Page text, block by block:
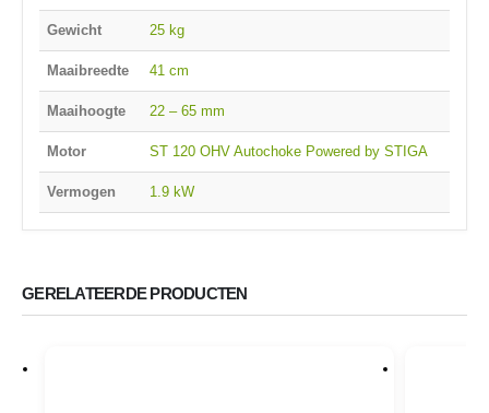
Gewicht 25 kg
Maaibreedte 41 cm
Maaihoogte 22 – 65 mm
Motor ST 120 OHV Autochoke Powered by STIGA
Vermogen 1.9 kW
GERELATEERDE PRODUCTEN